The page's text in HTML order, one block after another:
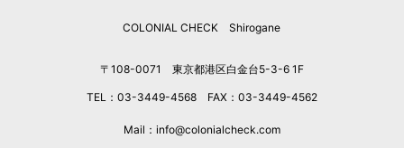
COLONIAL CHECK Shirogane
〒108-0071 東京都港区白金台5-3-6 1F
TEL：03-3449-4568 FAX：03-3449-4562
Mail：info@colonialcheck.com